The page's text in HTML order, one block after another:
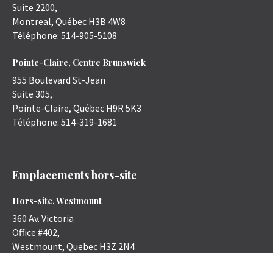
Suite 2200,
Montreal, Québec H3B 4W8
Téléphone: 514-905-5108
Pointe-Claire, Centre Brunswick
955 Boulevard St-Jean
Suite 305,
Pointe-Claire, Québec H9R 5K3
Téléphone: 514-319-1681
Emplacements hors-site
Hors-site, Westmount
360 Av. Victoria
Office #402,
Westmount, Quebec H3Z 2N4